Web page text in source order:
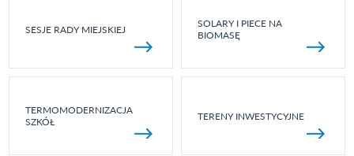
SESJE RADY MIEJSKIEJ
SOLARY I PIECE NA
BIOMASĘ
TERMOMODERNIZACJA
SZKÓŁ
TERENY INWESTYCYJNE